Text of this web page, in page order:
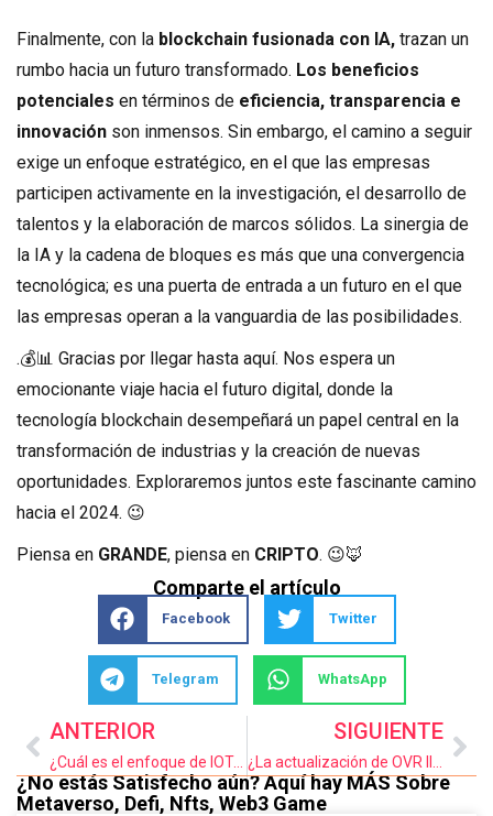
Finalmente, con la blockchain fusionada con IA, trazan un
rumbo hacia un futuro transformado. Los beneficios
potenciales en términos de eficiencia, transparencia e
innovación son inmensos. Sin embargo, el camino a seguir
exige un enfoque estratégico, en el que las empresas
participen activamente en la investigación, el desarrollo de
talentos y la elaboración de marcos sólidos. La sinergia de
la IA y la cadena de bloques es más que una convergencia
tecnológica; es una puerta de entrada a un futuro en el que
las empresas operan a la vanguardia de las posibilidades.
.💰📊 Gracias por llegar hasta aquí. Nos espera un
emocionante viaje hacia el futuro digital, donde la
tecnología blockchain desempeñará un papel central en la
transformación de industrias y la creación de nuevas
oportunidades. Exploraremos juntos este fascinante camino
hacia el 2024. 😉
Piensa en GRANDE, piensa en CRIPTO. 😉🦊
Comparte el artículo
Facebook Twitter
Telegram WhatsApp
ANTERIOR
¿Cuál es el enfoque de IOTA 2.0 en términos de accesibilidad Tecnológica?
SIGUIENTE
¿No estás Satisfecho aún? Aquí hay MÁS Sobre
Metaverso, Defi, Nfts, Web3 Game